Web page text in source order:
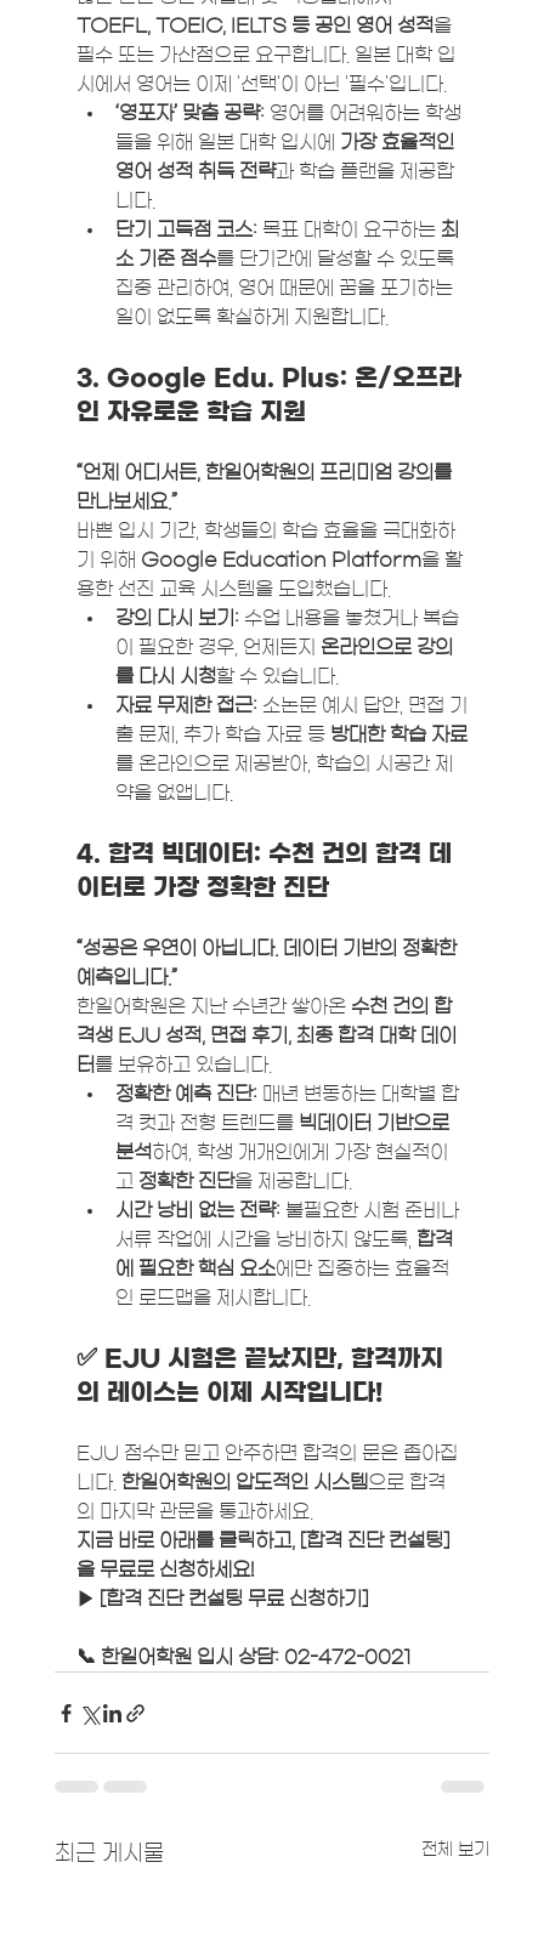
TOEFL, TOEIC, IELTS 등 공인 영어 성적을
필수 또는 가산점으로 요구합니다. 일본 대학 입
시에서 영어는 이제 '선택'이 아닌 '필수'입니다.
‘영포자’ 맞춤 공략: 영어를 어려워하는 학생
들을 위해 일본 대학 입시에
가장 효율적인
영어 성적 취득 전략과 학습 플랜을 제공합
니다.
단기 고득점 코스: 목표 대학이 요구하는 최
소 기준 점수를 단기간에 달성할 수 있도록
집중 관리하여, 영어 때문에 꿈을 포기하는
일이 없도록 확실하게 지원합니다.
3. Google Edu. Plus: 온/오프라
인 자유로운 학습 지원
“언제 어디서든, 한일어학원의 프리미엄 강의를
만나보세요.”
바쁜 입시 기간, 학생들의 학습 효율을 극대화하
기 위해 Google Education Platform을 활
용한 선진 교육 시스템을 도입했습니다.
강의 다시 보기: 수업 내용을 놓쳤거나 복습
이 필요한 경우, 언제든지 온라인으로 강의
를 다시 시청할 수 있습니다.
자료 무제한 접근: 소논문 예시 답안, 면접 기
출 문제, 추가 학습 자료 등 방대한 학습 자료
를 온라인으로 제공받아, 학습의 시공간 제
약을 없앱니다.
4. 합격 빅데이터: 수천 건의 합격 데
이터로 가장 정확한 진단
“성공은 우연이 아닙니다. 데이터 기반의 정확한
예측입니다.”
한일어학원은 지난 수년간 쌓아온 수천 건의 합
격생 EJU 성적, 면접 후기, 최종 합격 대학 데이
터를 보유하고 있습니다.
정확한 예측 진단: 매년 변동하는 대학별 합
격 컷과 전형 트렌드를 빅데이터 기반으로
분석하여, 학생 개개인에게 가장 현실적이
고 정확한 진단을 제공합니다.
시간 낭비 없는 전략: 불필요한 시험 준비나
서류 작업에 시간을 낭비하지 않도록, 합격
에 필요한 핵심 요소에만 집중하는 효율적
인 로드맵을 제시합니다.
✅ EJU 시험은 끝났지만, 합격까지
의 레이스는 이제 시작입니다!
EJU 점수만 믿고 안주하면 합격의 문은 좁아집
니다. 한일어학원의 압도적인 시스템으로 합격
의 마지막 관문을 통과하세요.
지금 바로 아래를 클릭하고, [합격 진단 컨설팅]
을 무료로 신청하세요!
▶️ [합격 진단 컨설팅 무료 신청하기]
📞 한일어학원 입시 상담: 02-472-0021
최근 게시물 전체 보기